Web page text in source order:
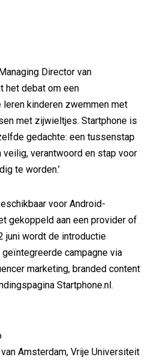
Director van
het debat om een
leren kinderen zwemmen met
met zijwieltjes. Startphone is
gedachte: een tussenstap
verantwoord en stap voor
te worden.’
voor Android-
gekoppeld aan een provider of
juni wordt de introductie
campagne via
marketing, branded content
Startphone.nl.
Amsterdam, Vrije Universiteit